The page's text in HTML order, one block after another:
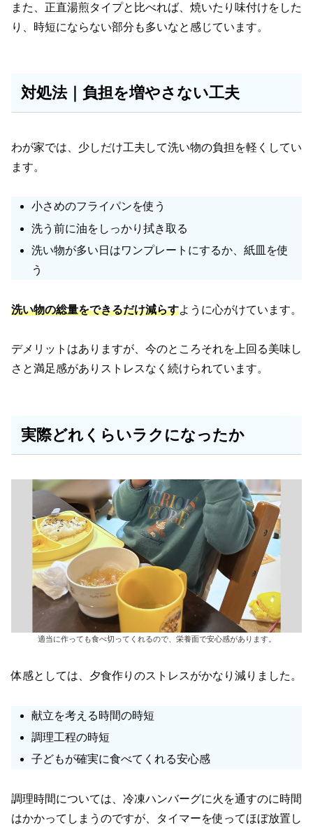
また、正直湯煎タイプと比べれば、焼いたり味付けをした
り、時短にならない部分も多いなと感じています。
対処法｜負担を増やさない工夫
わが家では、少しだけ工夫して洗い物の負担を軽くしてい
ます。
小さめのフライパンを使う
洗う前に油をしっかり拭き取る
洗い物が多い日はワンプレートにするか、紙皿を使
う
洗い物の総量をできるだけ減らすように心がけています。
デメリットはありますが、今のところそれを上回る美味し
さと満足感がありストレスなく続けられています。
実際どれくらいラクになったか
適当に作っても食べ切ってくれるので、栄養面で安心感があります。
体感としては、夕食作りのストレスがかなり減りました。
献立を考える時間の時短
調理工程の時短
子どもが確実に食べてくれる安心感
調理時間については、冷凍ハンバーグに火を通すのに時間
はかかってしまうのですが、タイマーを使ってほぼ放置し